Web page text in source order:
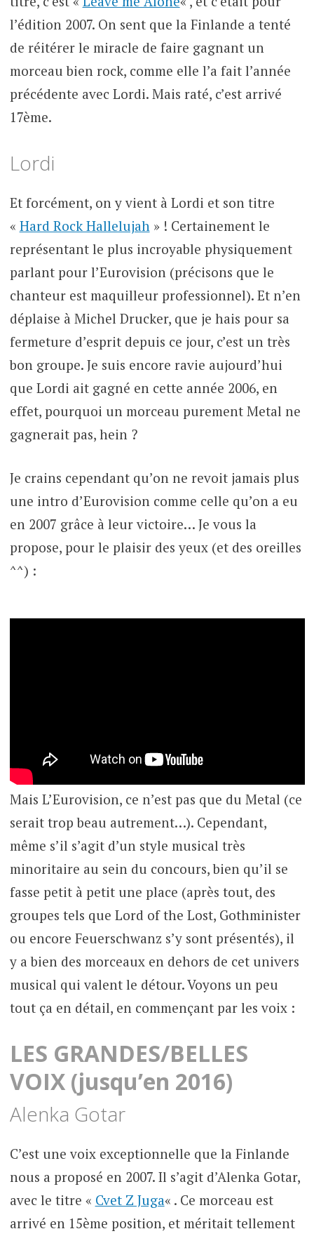
l’édition 2007. On sent que la Finlande a tenté
de réitérer le miracle de faire gagnant un
morceau bien rock, comme elle l’a fait l’année
précédente avec Lordi. Mais raté, c’est arrivé
17ème.
Lordi
Et forcément, on y vient à Lordi et son titre
« Hard Rock Hallelujah» ! Certainement le
représentant le plus incroyable physiquement
parlant pour l’Eurovision (précisons que le
chanteur est maquilleur professionnel). Et n’en
déplaise à Michel Drucker, que je hais pour sa
fermeture d’esprit depuis ce jour, c’est un très
bon groupe. Je suis encore ravie aujourd’hui
que Lordi ait gagné en cette année 2006, en
effet, pourquoi un morceau purement Metal ne
gagnerait pas, hein ?
Je crains cependant qu’on ne revoit jamais plus
une intro d’Eurovision comme celle qu’on a eu
en 2007 grâce à leur victoire… Je vous la
propose, pour le plaisir des yeux (et des oreilles
^^) :
Mais L’Eurovision, ce n’est pas que du Metal (ce
serait trop beau autrement…). Cependant,
même s’il s’agit d’un style musical très
minoritaire au sein du concours, bien qu’il se
fasse petit à petit une place (après tout, des
groupes tels que Lord of the Lost, Gothminister
ou encore Feuerschwanz s’y sont présentés), il
y a bien des morceaux en dehors de cet univers
musical qui valent le détour. Voyons un peu
tout ça en détail, en commençant par les voix :
LES GRANDES/BELLES
VOIX (jusqu’en 2016)
Alenka Gotar
C’est une voix exceptionnelle que la Finlande
nous a proposé en 2007. Il s’agit d’Alenka Gotar,
avec le titre « Cvet Z Juga« . Ce morceau est
arrivé en 15ème position, et méritait tellement